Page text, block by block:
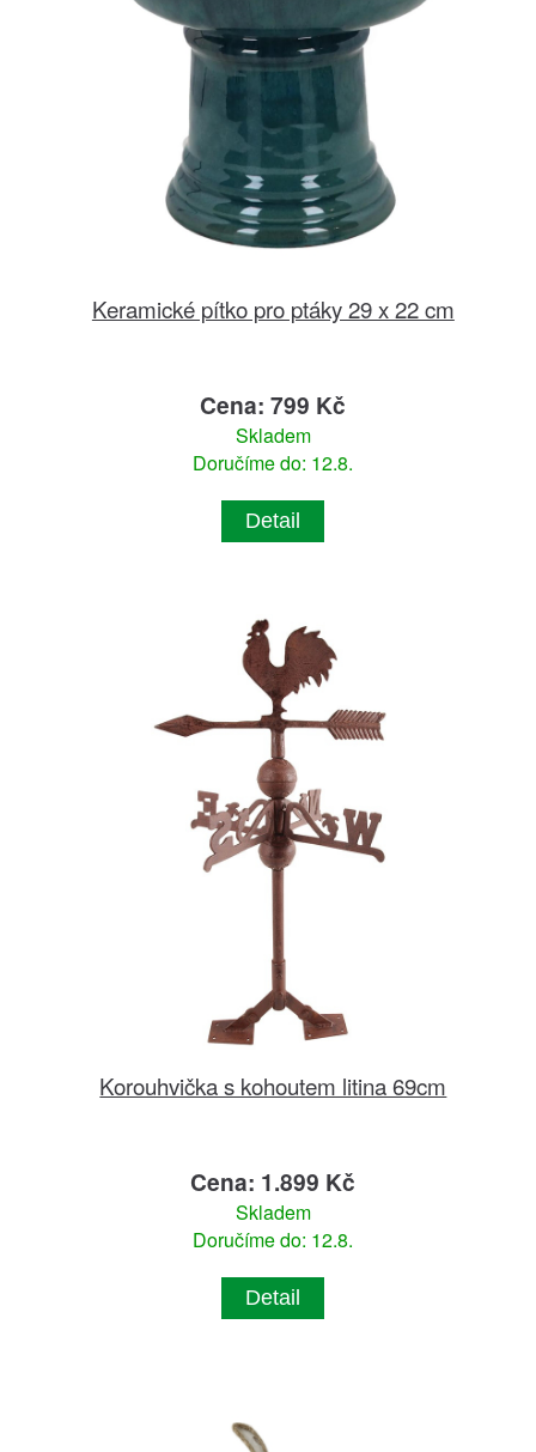
Keramické pítko pro ptáky 29 x 22 cm
Cena: 799 Kč
Skladem
Doručíme do: 12.8.
Detail
Korouhvička s kohoutem litina 69cm
Cena: 1.899 Kč
Skladem
Doručíme do: 12.8.
Detail